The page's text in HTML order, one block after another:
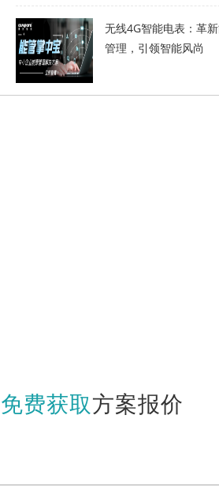
无线4G智能电表：革
管理，引领智能风尚
免费获取方案报价